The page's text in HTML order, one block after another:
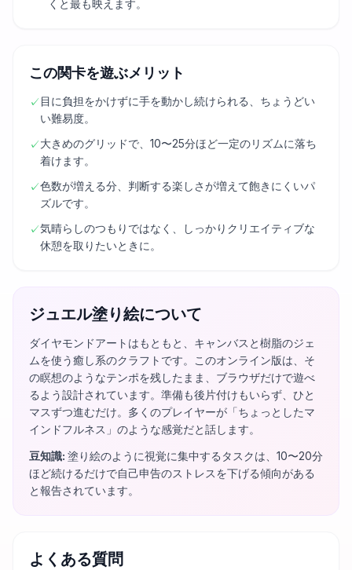
くと最も映えます。
この関卡を遊ぶメリット
✓ 目に負担をかけずに手を動かし続けられる、ちょうどい
い難易度。
✓大きめのグリッドで、10〜25分ほど一定のリズムに落ち
着けます。
✓色数が増える分、判断する楽しさが増えて飽きにくいパ
ズルです。
✓気晴らしのつもりではなく、しっかりクリエイティブな
休憩を取りたいときに。
ジュエル塗り絵について
ダイヤモンドアートはもともと、キャンバスと樹脂のジェ
ムを使う癒し系のクラフトです。このオンライン版は、そ
の瞑想のようなテンポを残したまま、ブラウザだけで遊べ
るよう設計されています。準備も後片付けもいらず、ひと
マスずつ進むだけ。多くのプレイヤーが「ちょっとしたマ
インドフルネス」のような感覚だと話します。
豆知識: 塗り絵のように視覚に集中するタスクは、10〜20分
ほど続けるだけで自己申告のストレスを下げる傾向がある
と報告されています。
よくある質問